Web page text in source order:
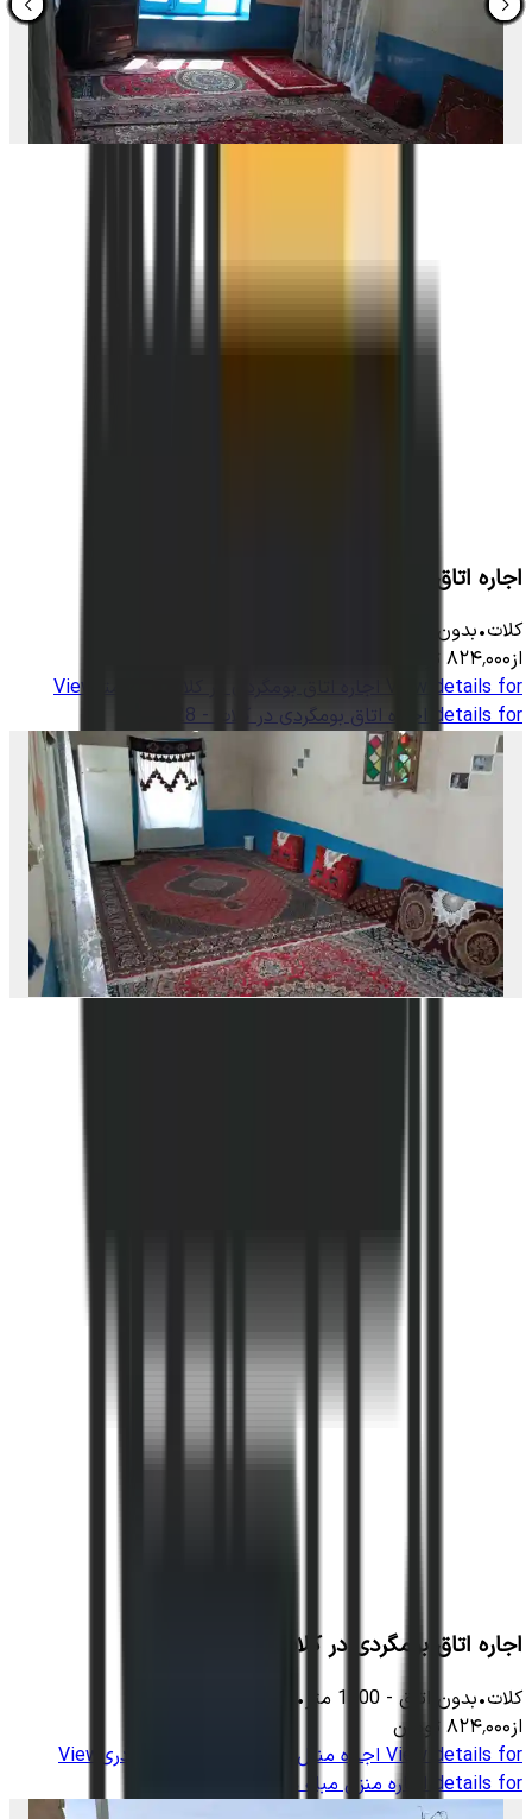
اجاره اتاق بوم گردی در کلات - 24متر
کلات•بدون اتاق
از۸۲۴٬۰۰۰
View details for
View
details for اجاره اتاق بومگردی در کلات - 28 متر
اجاره اتاق بومگردی در کلات - 28 متر
کلات•بدون اتاق -
1300 متر •
از۸۲۴٬۰۰۰
تومان
View details for اجاره منزل مبله در قاباخ کلات نادری View
details for
اجاره منزل مبله در قاباخ کلات نادری